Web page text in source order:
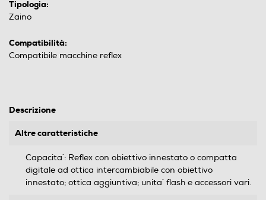
Tipologia:
Zaino
Compatibilità:
Compatibile macchine reflex
Descrizione
Altre caratteristiche
Capacita`: Reflex con obiettivo innestato o compatta
digitale ad ottica intercambiabile con obiettivo
innestato; ottica aggiuntiva; unita` flash e accessori vari.